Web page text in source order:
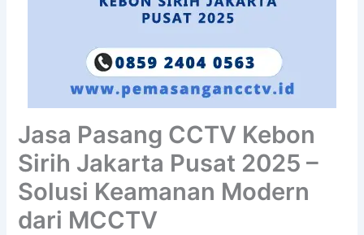
Jasa Pasang CCTV Kebon
Sirih Jakarta Pusat 2025 –
Solusi Keamanan Modern
dari MCCTV